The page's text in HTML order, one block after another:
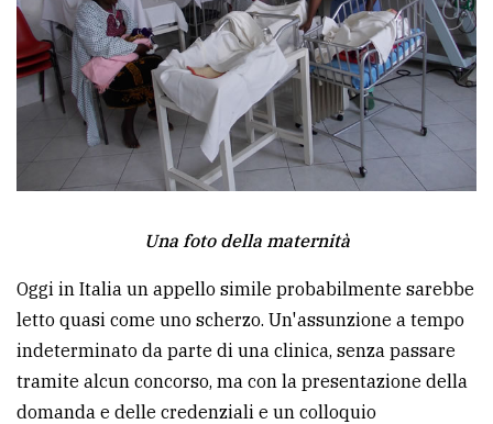
Ricerca
avanzata
ALTRE
TESTATE
PRIVACY
Privacy
Una foto della maternità
Oggi in Italia un appello simile probabilmente sarebbe
letto quasi come uno scherzo. Un'assunzione a tempo
indeterminato da parte di una clinica, senza passare
tramite alcun concorso, ma con la presentazione della
domanda e delle credenziali e un colloquio